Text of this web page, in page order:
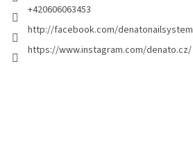
+420606063453
http://facebook.com/denatonailsystem
https://www.instagram.com/denato.cz/